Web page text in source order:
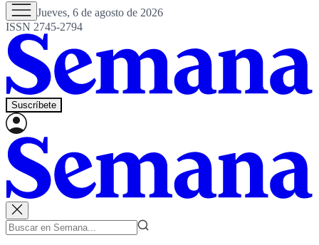
Jueves, 6 de agosto de 2026
ISSN 2745-2794
Suscríbete